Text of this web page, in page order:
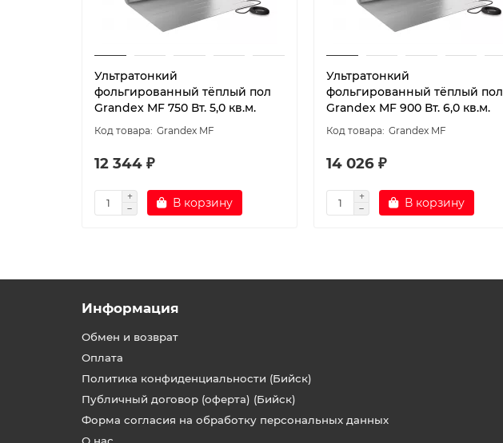
Ультратонкий
фольгированный тёплый пол
Grandex MF 750 Вт. 5,0 кв.м.
Grandex MF
12 344 ₽
В корзину
Ультратонкий
фольгированный тёплый пол
Grandex MF 900 Вт. 6,0 кв.м.
Grandex MF
14 026 ₽
В корзину
Информация
Обмен и возврат
Оплата
Политика конфиденциальности (Бийск)
Публичный договор (оферта) (Бийск)
Форма согласия на обработку персональных данных